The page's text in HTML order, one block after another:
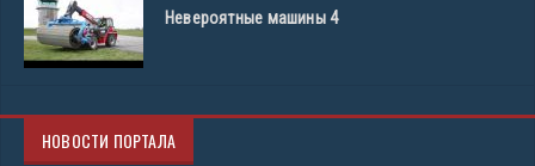
Невероятные машины 4
НОВОСТИ ПОРТАЛА